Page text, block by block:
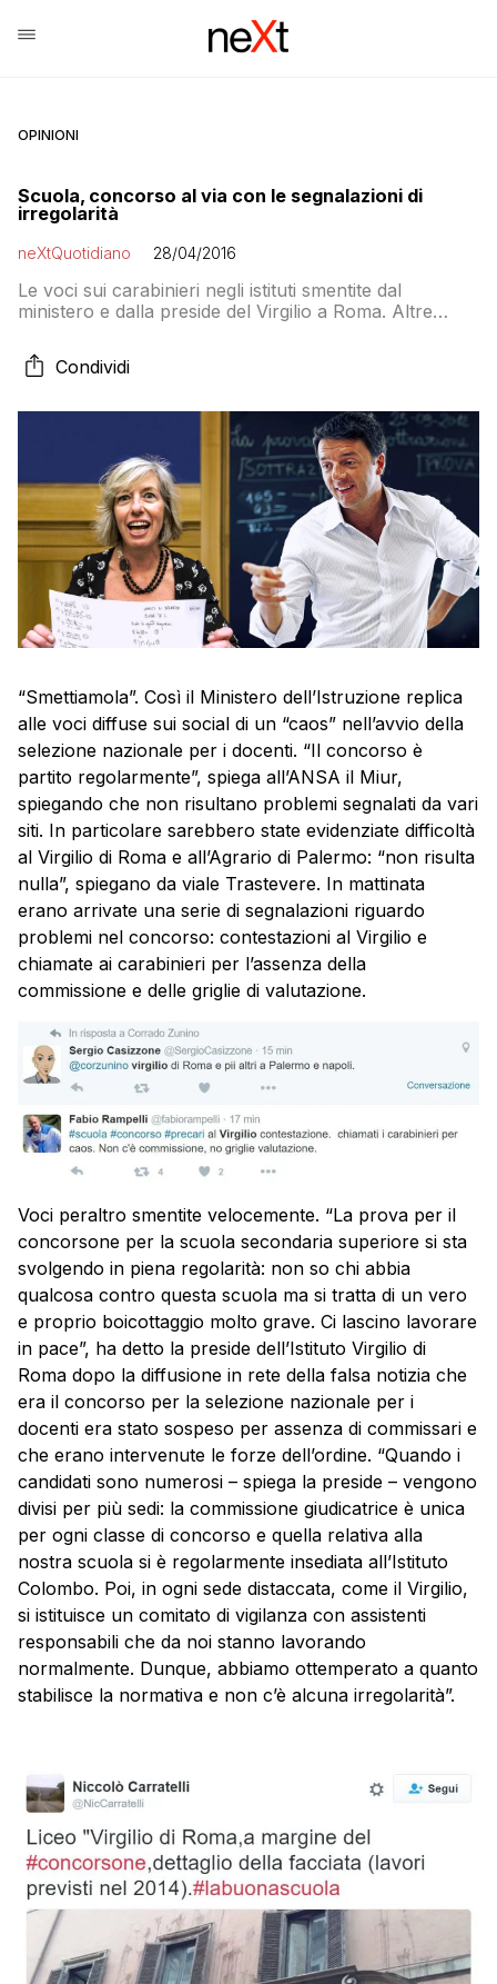
OPINIONI
Scuola, concorso al via con le segnalazioni di
irregolarità
neXtQuotidiano 28/04/2016
Le voci sui carabinieri negli istituti smentite dal
ministero e dalla preside del Virgilio a Roma. Altre
Condividi
“Smettiamola”. Così il Ministero dell’Istruzione replica
alle voci diffuse sui social di un “caos” nell’avvio della
selezione nazionale per i docenti. “Il concorso è
partito regolarmente”, spiega all’ANSA il Miur,
spiegando che non risultano problemi segnalati da vari
siti. In particolare sarebbero state evidenziate difficoltà
al Virgilio di Roma e all’Agrario di Palermo: “non risulta
nulla”, spiegano da viale Trastevere. In mattinata
erano arrivate una serie di segnalazioni riguardo
problemi nel concorso: contestazioni al Virgilio e
chiamate ai carabinieri per l’assenza della
commissione e delle griglie di valutazione.
Voci peraltro smentite velocemente. “La prova per il
concorsone per la scuola secondaria superiore si sta
svolgendo in piena regolarità: non so chi abbia
qualcosa contro questa scuola ma si tratta di un vero
e proprio boicottaggio molto grave. Ci lascino lavorare
in pace”, ha detto la preside dell’Istituto Virgilio di
Roma dopo la diffusione in rete della falsa notizia che
era il concorso per la selezione nazionale per i
docenti era stato sospeso per assenza di commissari e
che erano intervenute le forze dell’ordine. “Quando i
candidati sono numerosi – spiega la preside – vengono
divisi per più sedi: la commissione giudicatrice è unica
per ogni classe di concorso e quella relativa alla
nostra scuola si è regolarmente insediata all’Istituto
Colombo. Poi, in ogni sede distaccata, come il Virgilio,
si istituisce un comitato di vigilanza con assistenti
responsabili che da noi stanno lavorando
normalmente. Dunque, abbiamo ottemperato a quanto
stabilisce la normativa e non c’è alcuna irregolarità”.